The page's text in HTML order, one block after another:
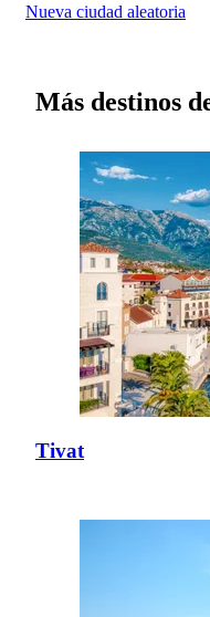
Nueva ciudad aleatoria
Más destinos
Tivat